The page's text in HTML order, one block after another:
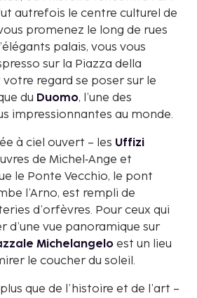
autrefois le centre culturel de
promenez le long de rues
palais, vous vous
sur la Piazza della
regard se poser sur le
du Duomo, l’une des
impressionnantes au monde.
à ciel ouvert – les Uffizi
de Michel‑Ange et
le Ponte Vecchio, le pont
l’Arno, est rempli de
d’orfèvres. Pour ceux qui
vue panoramique sur
Michelangelo est un lieu
le coucher du soleil.
que de l’histoire et de l’art –